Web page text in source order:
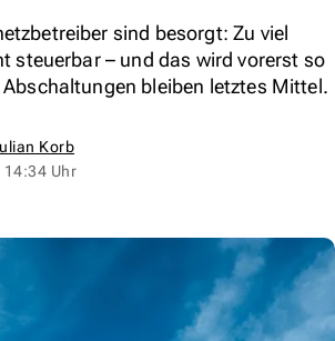
sind besorgt: Zu viel
steuerbar – und das wird vorerst so
bleiben letztes Mittel.
Korb
Uhr